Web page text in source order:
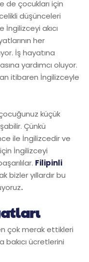
de çocukları için
düşünceleri
akıcı
her
İş hayatına
yardımcı oluyor.
itibaren İngilizceyle
küçük
Çünkü
ile İngilizcedir ve
İngilizceyi
Filipinli
bizler yıllardır bu
.
çok merak ettikleri
bakıcı ücretlerini